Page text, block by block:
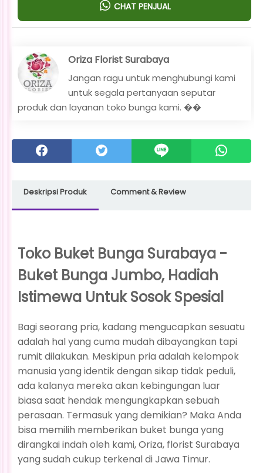
CHAT PENJUAL
Oriza Florist Surabaya
Jangan ragu untuk menghubungi kami
untuk segala pertanyaan seputar
produk dan layanan toko bunga kami. ��
Deskripsi Produk Comment & Review
Toko Buket Bunga Surabaya -
Buket Bunga Jumbo, Hadiah
Istimewa Untuk Sosok Spesial
Bagi seorang pria, kadang mengucapkan sesuatu
adalah hal yang cuma mudah dibayangkan tapi
rumit dilakukan. Meskipun pria adalah kelompok
manusia yang identik dengan sikap tidak peduli,
ada kalanya mereka akan kebingungan luar
biasa saat hendak mengungkapkan sebuah
perasaan. Termasuk yang demikian? Maka Anda
bisa memilih memberikan buket bunga yang
dirangkai indah oleh kami, Oriza, florist Surabaya
yang sudah cukup terkenal di Jawa Timur.